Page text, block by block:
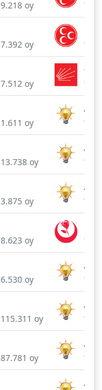
9.218 oy
7.392 oy
7.512 oy
CHP
1.611 oy
AKP
13.738 oy
AKP
3.875 oy
AKP
8.623 oy
6.530 oy
AKP
115.311 oy
AKP
87.781 oy
AKP
AKP